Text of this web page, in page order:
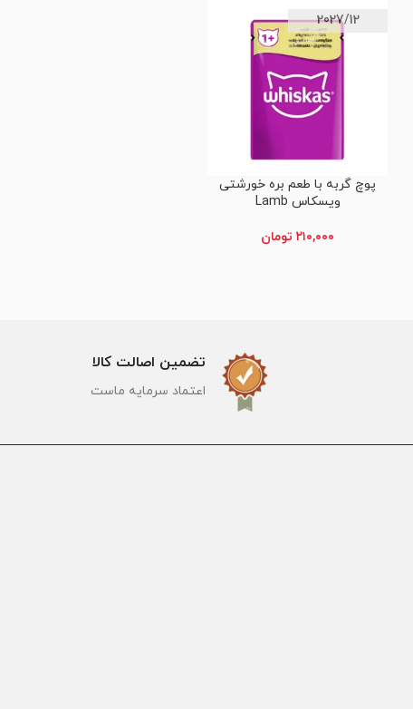
2027/12
افزودن به سبد خرید
پوچ گربه با طعم بره خورشتی
ویسکاس Lamb
۲۱۰,۰۰۰ تومان
تضمین اصالت کالا
اعتماد سرمایه ماست